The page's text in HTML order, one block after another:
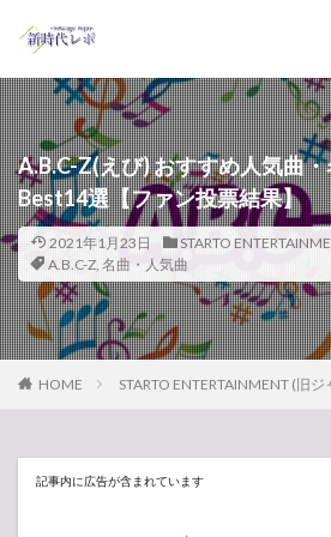
A.B.C-Z(えび) おすすめ人気曲
Best14選【ファン投票結果】
2021年1月23日
STARTO
A.B.C-Z, 名曲・人気曲
HOME STARTO ENTERTAINMENT (旧
記事内に広告が含まれています